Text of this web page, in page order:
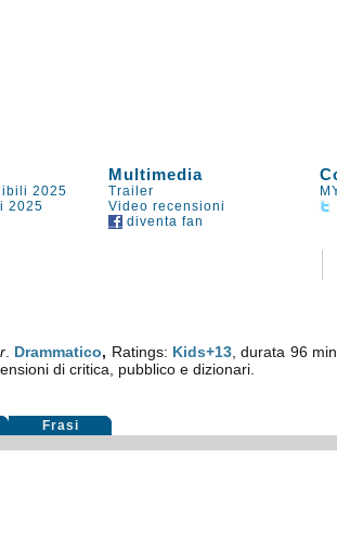
Multimedia
2025 Trailer
2025 Video recensioni
diventa fan
. Drammatico, Ratings: Kids+13 , durata 96
di critica, pubblico e dizionari.
Frasi